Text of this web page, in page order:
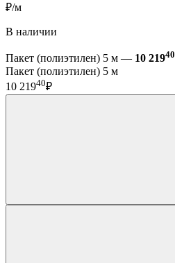
₽/м
В наличии
Пакет (полиэтилен) 5 м — 10 21940
Пакет (полиэтилен) 5 м
10 21940₽